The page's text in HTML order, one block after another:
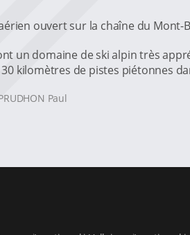
ouvert sur la chaîne du
un domaine de ski alpin très
kilomètres de pistes piétonnes
Paul